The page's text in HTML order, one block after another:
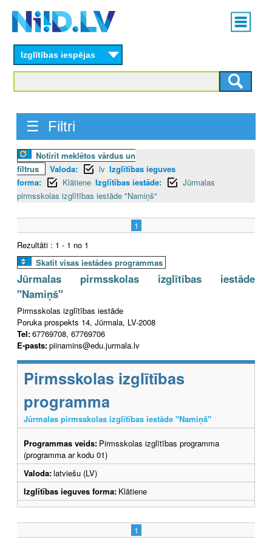
content
Main
menu
Izglītības iespējas
☰ Filtri
Notīrīt meklētos vārdus un
filtrus
Valoda: lv Izglītības ieguves
forma:
Klātiene Izglītības iestāde:
Jūrmalas
pirmsskolas izglītības iestāde "Namiņš"
1
Rezultāti : 1 - 1 no 1
Skatīt visas iestādes programmas
Jūrmalas pirmsskolas izglītības iestāde
"Namiņš"
Pirmsskolas izglītības iestāde
Poruka prospekts 14, Jūrmala, LV-2008
Tel:67769708, 67769706
E-pasts:piinamins@edu.jurmala.lv
Pirmsskolas izglītības
programma
Jūrmalas pirmsskolas izglītības iestāde "Namiņš"
Programmas veids: Pirmsskolas izglītības programma
(programma ar kodu 01)
Valoda:latviešu (LV)
Izglītības ieguves forma: Klātiene
1